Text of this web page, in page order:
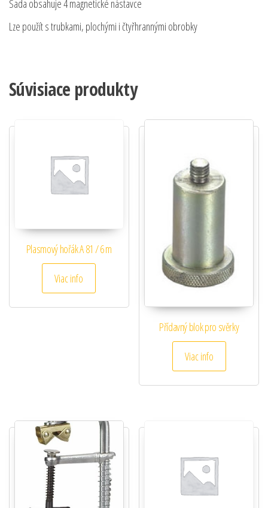
Sada obsahuje 4 magnetické nástavce
Lze použít s trubkami, plochými i čtyřhrannými obrobky
Súvisiace produkty
Plasmový hořák A 81 / 6 m
Viac info
Přídavný blok pro svěrky
Viac info